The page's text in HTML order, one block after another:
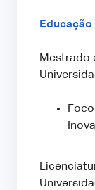
Educação
Mestrado